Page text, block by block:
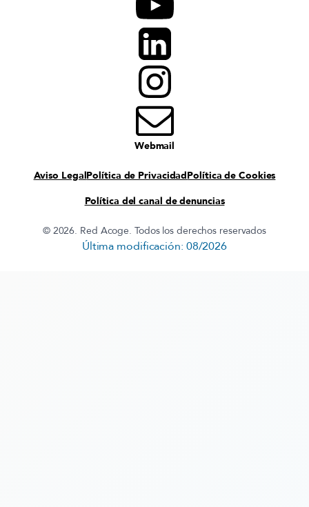
Webmail
Aviso LegalPolítica de PrivacidadPolítica de Cookies
Política del canal de denuncias
© 2026. Red Acoge. Todos los derechos reservados
Última modificación: 08/2026